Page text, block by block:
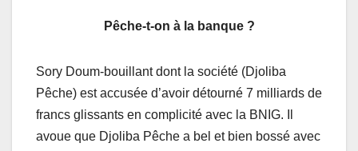
Pêche-t-on à la banque ?
Sory Doum-bouillant dont la société (Djoliba
Pêche) est accusée d’avoir détourné 7 milliards de
francs glissants en complicité avec la BNIG. Il
avoue que Djoliba Pêche a bel et bien bossé avec